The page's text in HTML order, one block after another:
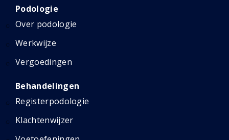
Podologie
Over podologie
Werkwijze
Vergoedingen
Behandelingen
Registerpodologie
Klachtenwijzer